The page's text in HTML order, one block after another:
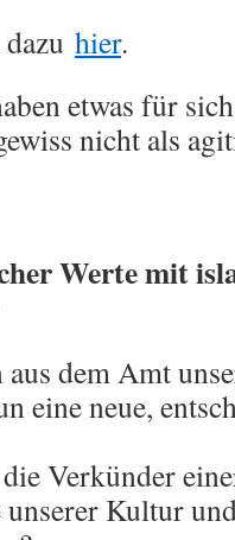
hier.
etwas für
nicht als
Werte mit
dem Amt
eine neue,
Verkünder
unserer Kultur